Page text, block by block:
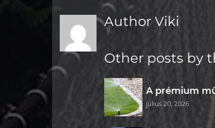
Author Viki
Other posts by
A prémium
július 20, 2026